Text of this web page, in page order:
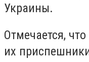
Украины.
Отмечается,
их